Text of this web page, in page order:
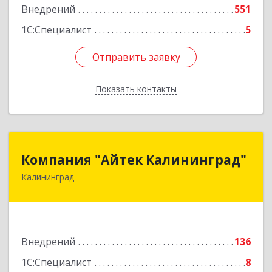
Внедрений
551
1С:Специалист
5
Отправить заявку
Показать контакты
Подробнее
Отправить заявку
Назад
Компания "Айтек Калининград"
Калининград
Внедрений
136
1С:Специалист
8
Компания "Айтек Калининград"
236016, Калининградская обл, Калининград г,